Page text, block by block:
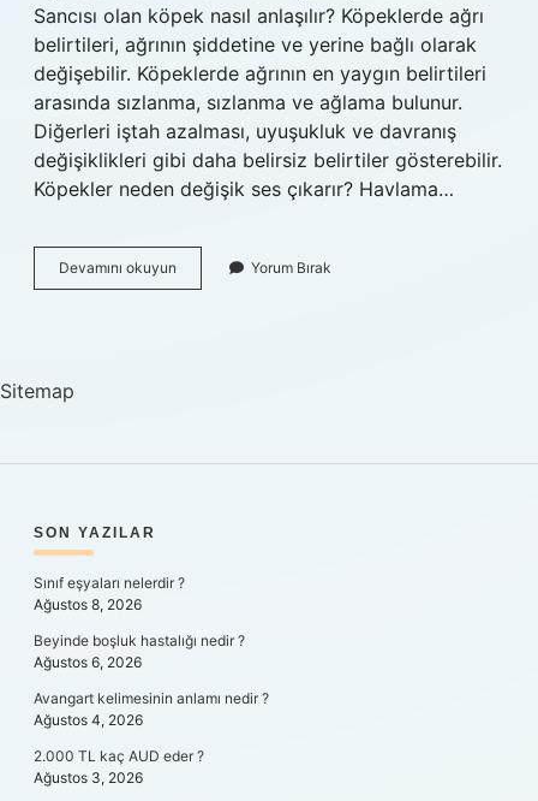
Sancısı olan köpek nasıl anlaşılır? Köpeklerde ağrı
belirtileri, ağrının şiddetine ve yerine bağlı olarak
değişebilir. Köpeklerde ağrının en yaygın belirtileri
arasında sızlanma, sızlanma ve ağlama bulunur.
Diğerleri iştah azalması, uyuşukluk ve davranış
değişiklikleri gibi daha belirsiz belirtiler gösterebilir.
Köpekler neden değişik ses çıkarır? Havlama…
Devamını okuyun Köpekler
Neden
Yorum Bırak
Sitemap
SIDEBAR
SON YAZILAR
Sınıf eşyaları nelerdir ?
Ağustos 8, 2026
Beyinde boşluk hastalığı nedir ?
Ağustos 6, 2026
Avangart kelimesinin anlamı nedir ?
Ağustos 4, 2026
2.000 TL kaç AUD eder ?
Ağustos 3, 2026